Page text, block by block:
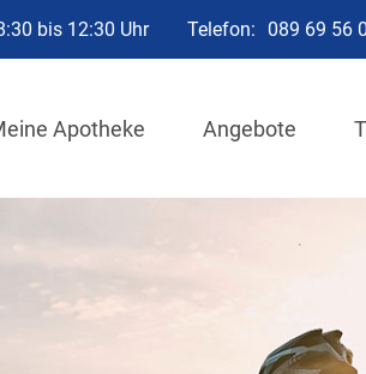
bis 12:30 Uhr Telefon: 089 69 56
Apotheke Angebote